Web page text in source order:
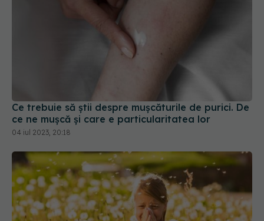
Ce trebuie să știi despre mușcăturile de purici. De
ce ne mușcă și care e particularitatea lor
04 iul 2023, 20:18